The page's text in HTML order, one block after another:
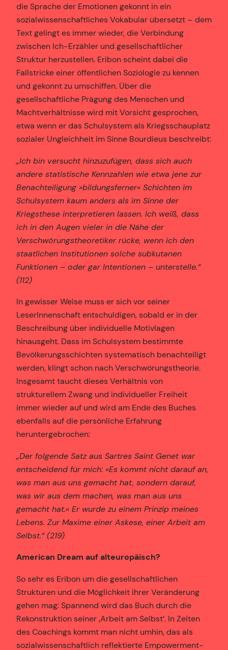
die Sprache der Emotionen gekonnt in ein
sozialwissenschaftliches Vokabular übersetzt – dem
Text gelingt es immer wieder, die Verbindung
zwischen Ich-Erzähler und gesellschaftlicher
Struktur herzustellen. Eribon scheint dabei die
Fallstricke einer öffentlichen Soziologie zu kennen
und gekonnt zu umschiffen. Über die
gesellschaftliche Prägung des Menschen und
Machtverhältnisse wird mit Vorsicht gesprochen,
etwa wenn er das Schulsystem als Kriegsschauplatz
sozialer Ungleichheit im Sinne Bourdieus beschreibt:
„Ich bin versucht hinzuzufügen, dass sich auch
andere statistische Kennzahlen wie etwa jene zur
Benachteiligung »bildungsferner« Schichten im
Schulsystem kaum anders als im Sinne der
Kriegsthese interpretieren lassen. Ich weiß, dass
ich in den Augen vieler in die Nähe der
Verschwörungstheoretiker rücke, wenn ich den
staatlichen Institutionen solche subkutanen
Funktionen – oder gar Intentionen – unterstelle.“
(112)
In gewisser Weise muss er sich vor seiner
LeserInnenschaft entschuldigen, sobald er in der
Beschreibung über individuelle Motivlagen
hinausgeht. Dass im Schulsystem bestimmte
Bevölkerungsschichten systematisch benachteiligt
werden, klingt schon nach Verschwörungstheorie.
Insgesamt taucht dieses Verhältnis von
strukturellem Zwang und individueller Freiheit
immer wieder auf und wird am Ende des Buches
ebenfalls auf die persönliche Erfahrung
heruntergebrochen:
„Der folgende Satz aus Sartres Saint Genet war
entscheidend für mich: »Es kommt nicht darauf an,
was man aus uns gemacht hat, sondern darauf,
was wir aus dem machen, was man aus uns
gemacht hat.« Er wurde zu einem Prinzip meines
Lebens. Zur Maxime einer Askese, einer Arbeit am
Selbst.“ (219)
American Dream auf alteuropäisch?
So sehr es Eribon um die gesellschaftlichen
Strukturen und die Möglichkeit ihrer Veränderung
gehen mag: Spannend wird das Buch durch die
Rekonstruktion seiner ‚Arbeit am Selbst‘. In Zeiten
des Coachings kommt man nicht umhin, das als
sozialwissenschaftlich reflektierte Empowerment-